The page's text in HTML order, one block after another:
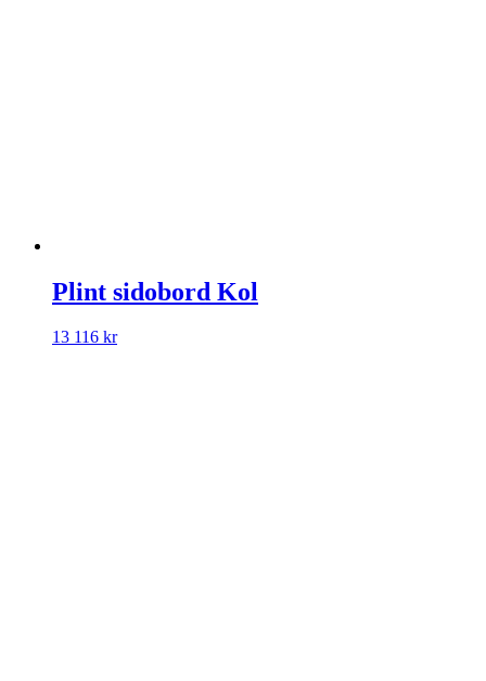
Plint sidobord Kol
13 116 kr